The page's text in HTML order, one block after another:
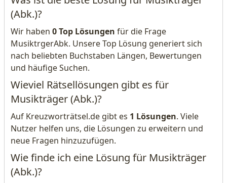
(Abk.)?
Wir haben 0 Top Lösungen für die Frage
MusiktrgerAbk. Unsere Top Lösung generiert sich
nach beliebten Buchstaben Längen, Bewertungen
und häufige Suchen.
Wieviel Rätsellösungen gibt es für
Musikträger (Abk.)?
Auf Kreuzworträtsel.de gibt es 1 Lösungen. Viele
Nutzer helfen uns, die Lösungen zu erweitern und
neue Fragen hinzuzufügen.
Wie finde ich eine Lösung für Musikträger
(Abk.)?